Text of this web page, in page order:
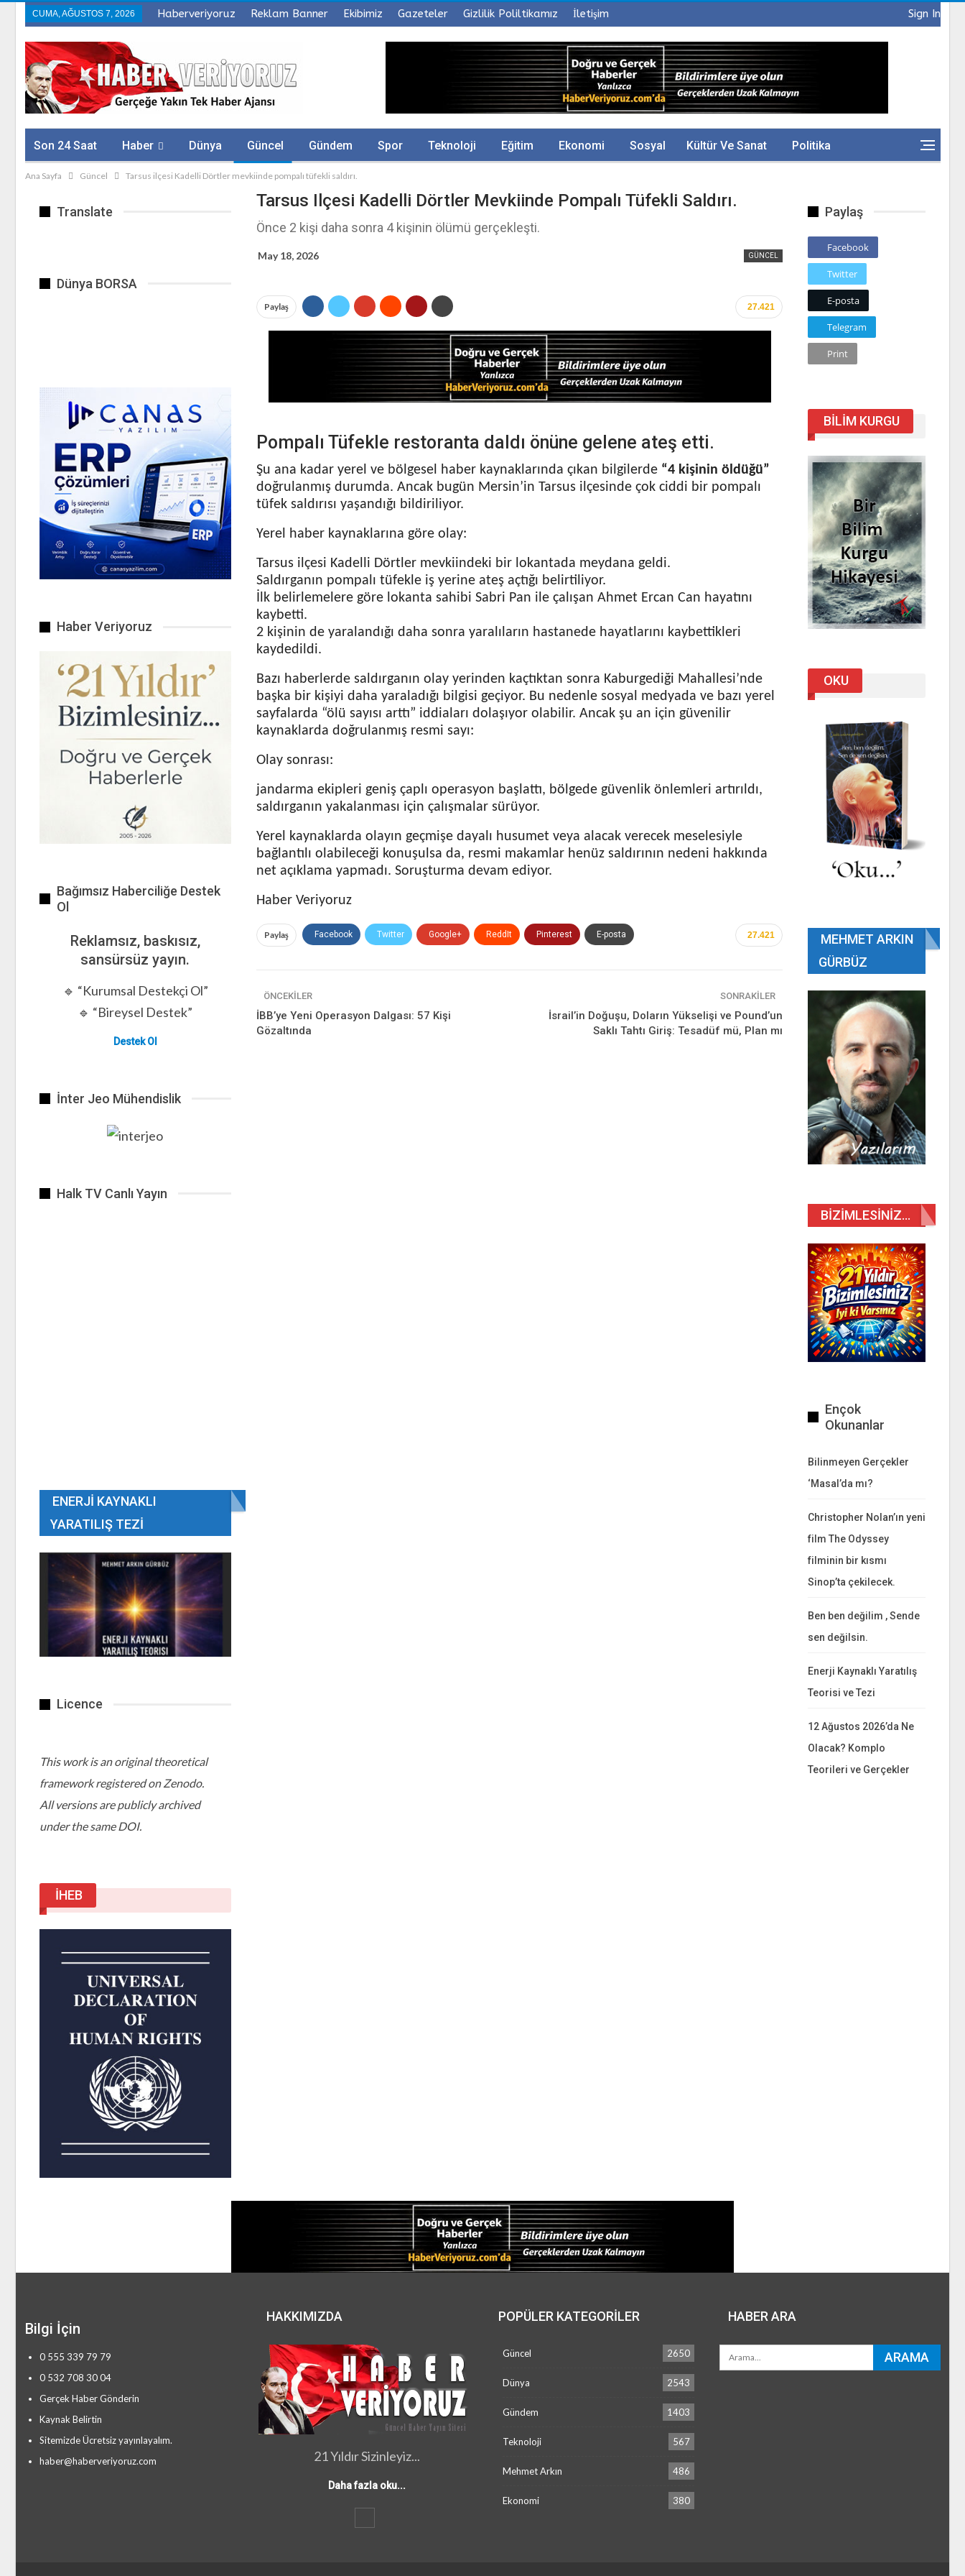
Sign In
CUMA, AĞUSTOS 7, 2026 Haberveriyoruz Reklam Banner Ekibimiz Gazeteler Gizlilik Poliltikamız İletişim
Son 24 Saat Haber Dünya Güncel Gündem Spor Teknoloji Eğitim Ekonomi Sosyal Kültür Ve Sanat Politika
Sağlık Firmalar
Ana Sayfa Güncel Tarsus ilçesi Kadelli Dörtler mevkiinde pompalı tüfekli saldırı.
Tarsus Ilçesi Kadelli Dörtler Mevkiinde Pompalı Tüfekli Saldırı.
Önce 2 kişi daha sonra 4 kişinin ölümü gerçekleşti.
GÜNCEL
May 18, 2026
27.421
Paylaş
Pompalı Tüfekle restoranta daldı önüne gelene ateş etti.
Şu ana kadar yerel ve bölgesel haber kaynaklarında çıkan bilgilerde “4 kişinin öldüğü”
doğrulanmış durumda. Ancak bugün Mersin’in Tarsus ilçesinde çok ciddi bir pompalı
tüfek saldırısı yaşandığı bildiriliyor.
Yerel haber kaynaklarına göre olay:
Tarsus ilçesi Kadelli Dörtler mevkiindeki bir lokantada meydana geldi.
Saldırganın pompalı tüfekle iş yerine ateş açtığı belirtiliyor.
İlk belirlemelere göre lokanta sahibi Sabri Pan ile çalışan Ahmet Ercan Can hayatını
kaybetti.
2 kişinin de yaralandığı daha sonra yaralıların hastanede hayatlarını kaybettikleri
kaydedildi.
Bazı haberlerde saldırganın olay yerinden kaçtıktan sonra Kaburgediği Mahallesi’nde
başka bir kişiyi daha yaraladığı bilgisi geçiyor. Bu nedenle sosyal medyada ve bazı yerel
sayfalarda “ölü sayısı arttı” iddiaları dolaşıyor olabilir. Ancak şu an için güvenilir
kaynaklarda doğrulanmış resmi sayı:
Olay sonrası:
jandarma ekipleri geniş çaplı operasyon başlattı, bölgede güvenlik önlemleri artırıldı,
saldırganın yakalanması için çalışmalar sürüyor.
Yerel kaynaklarda olayın geçmişe dayalı husumet veya alacak verecek meselesiyle
bağlantılı olabileceği konuşulsa da, resmi makamlar henüz saldırının nedeni hakkında
net açıklama yapmadı. Soruşturma devam ediyor.
Haber Veriyoruz
27.421
Paylaş Facebook Twitter Google+ ReddIt Pinterest E-posta
ÖNCEKILER
İBB’ye Yeni Operasyon Dalgası: 57 Kişi
Gözaltında
SONRAKILER
İsrail’in Doğuşu, Doların Yükselişi ve Pound’un
Saklı Tahtı Giriş: Tesadüf mü, Plan mı
Translate
Dünya BORSA
Haber Veriyoruz
Bağımsız Haberciliğe Destek
Ol
Reklamsız, baskısız,
sansürsüz yayın.
🔹 “Kurumsal Destekçi Ol”
🔹 “Bireysel Destek”
Destek Ol
İnter Jeo Mühendislik
Halk TV Canlı Yayın
ENERJI KAYNAKLI
YARATILIŞ TEZI
Licence
This work is an original theoretical
framework registered on Zenodo.
All versions are publicly archived
under the same DOI.
İHEB
Paylaş
Facebook
Twitter
E-posta
Telegram
Print
BILIM KURGU
OKU
MEHMET ARKIN
GÜRBÜZ
BIZIMLESINIZ…
Ençok
Okunanlar
Bilinmeyen Gerçekler
‘Masal’da mı?
Christopher Nolan’ın yeni
film The Odyssey
filminin bir kısmı
Sinop’ta çekilecek.
Ben ben değilim , Sende
sen değilsin.
Enerji Kaynaklı Yaratılış
Teorisi ve Tezi
12 Ağustos 2026’da Ne
Olacak? Komplo
Teorileri ve Gerçekler
Bilgi İçin
0 555 339 79 79
0 532 708 30 04
Gerçek Haber Gönderin
Kaynak Belirtin
Sitemizde Ücretsiz yayınlayalım.
haber@haberveriyoruz.com
HAKKIMIZDA
21 Yıldır Sizinleyiz...
Daha fazla oku...
POPÜLER KATEGORILER
Güncel 2650
Dünya 2543
Gündem 1403
Teknoloji 567
Mehmet Arkın 486
Ekonomi 380
HABER ARA